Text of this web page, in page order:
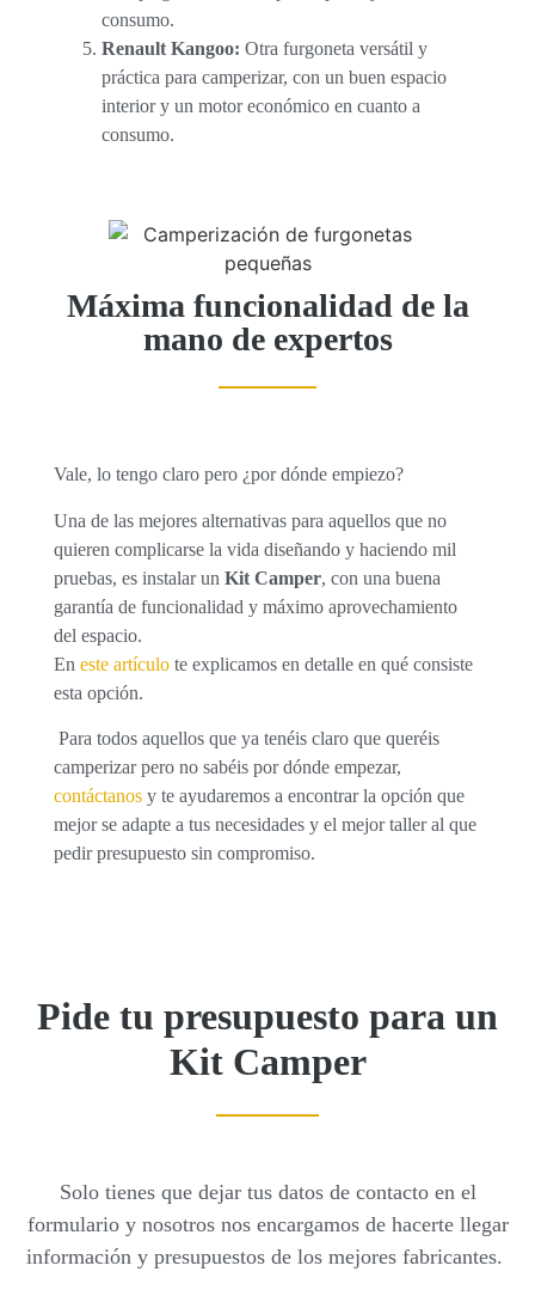
consumo.
Renault Kangoo: Otra furgoneta versátil y
práctica para camperizar, con un buen espacio
interior y un motor económico en cuanto a
consumo.
Máxima funcionalidad de la
mano de expertos
Vale, lo tengo claro pero ¿por dónde empiezo?
Una de las mejores alternativas para aquellos que no
quieren complicarse la vida diseñando y haciendo mil
pruebas, es instalar un Kit Camper, con una buena
garantía de funcionalidad y máximo aprovechamiento
del espacio.
En este artículo te explicamos en detalle en qué consiste
esta opción.
Para todos aquellos que ya tenéis claro que queréis
camperizar pero no sabéis por dónde empezar,
contáctanos y te ayudaremos a encontrar la opción que
mejor se adapte a tus necesidades y el mejor taller al que
pedir presupuesto sin compromiso.
Pide tu presupuesto para un
Kit Camper
Solo tienes que dejar tus datos de contacto en el
formulario y nosotros nos encargamos de hacerte llegar
información y presupuestos de los mejores fabricantes.